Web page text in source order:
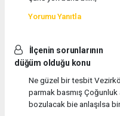
Yorumu Yanıtla
İlçenin sorunlarının
düğüm olduğu konu
Ne güzel bir tesbit
parmak basmış Çoğunluk
bozulacak bie anlaşılsa